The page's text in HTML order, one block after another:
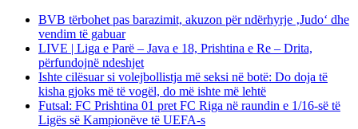
BVB tërbohet pas barazimit, akuzon për ndërhyrje ‚Judo‘ dhe
vendim të gabuar
LIVE | Liga e Parë – Java e 18, Prishtina e Re – Drita,
përfundojnë ndeshjet
Ishte cilësuar si volejbollistja më seksi në botë: Do doja të
kisha gjoks më të vogël, do më ishte më lehtë
Futsal: FC Prishtina 01 pret FC Riga në raundin e 1/16-së të
Ligës së Kampionëve të UEFA-s